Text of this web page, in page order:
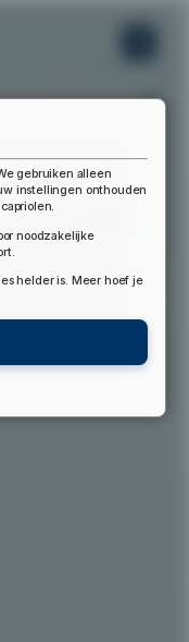
gebruiken alleen
instellingen onthouden
noodzakelijke
helder is. Meer hoef je